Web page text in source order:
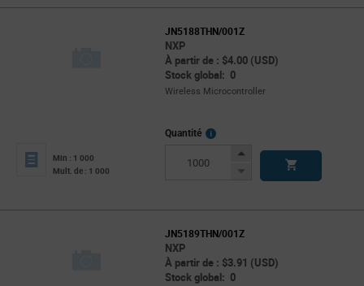
JN5188THN/001Z
NXP
À partir de : $4.00 (USD)
Stock global: 0
Wireless Microcontroller
Min : 1 000
Mult. de : 1 000
Quantité
More
Increase
Decrease
JN5189THN/001Z
NXP
À partir de : $3.91 (USD)
Stock global: 0